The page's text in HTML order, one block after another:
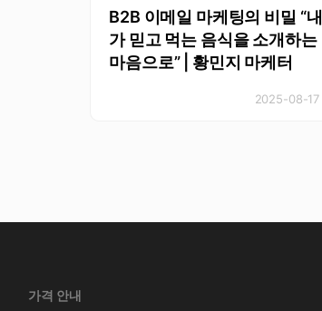
B2B 이메일 마케팅의 비밀 “내
가 믿고 먹는 음식을 소개하는
마음으로” | 황민지 마케터
2025-08-17
가격 안내